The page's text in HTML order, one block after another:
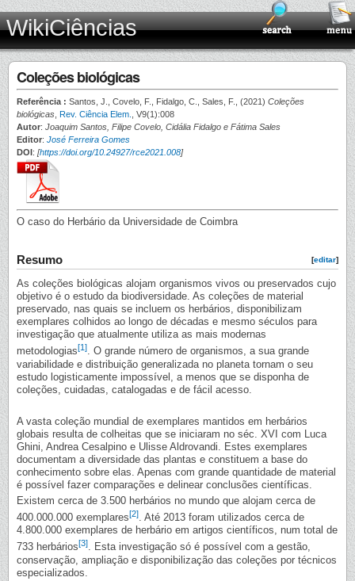
WikiCiências
Coleções biológicas
Referência : Santos, J., Covelo, F., Fidalgo, C., Sales, F., (2021) Coleções
biológicas Rev. Ciência Elem.
, V9(1):008
Autor: Joaquim Santos, Filipe Covelo, Cidália Fidalgo e Fátima Sales
Editor: José Ferreira Gomes
DOI: [https://doi.org/10.24927/rce2021.008]
O caso do Herbário da Universidade de Coimbra
[editar]
Resumo
As coleções biológicas alojam organismos vivos ou preservados cujo
objetivo é o estudo da biodiversidade. As coleções de material
preservado, nas quais se incluem os herbários, disponibilizam
exemplares colhidos ao longo de décadas e mesmo séculos para
investigação que atualmente utiliza as mais modernas
metodologias[1]. O grande número de organismos, a sua grande
variabilidade e distribuição generalizada no planeta tornam o seu
estudo logisticamente impossível, a menos que se disponha de
coleções, cuidadas, catalogadas e de fácil acesso.
A vasta coleção mundial de exemplares mantidos em herbários
globais resulta de colheitas que se iniciaram no séc. XVI com Luca
Ghini, Andrea Cesalpino e Ulisse Aldrovandi. Estes exemplares
documentam a diversidade das plantas e constituem a base do
conhecimento sobre elas. Apenas com grande quantidade de material
é possível fazer comparações e delinear conclusões científicas.
Existem cerca de 3.500 herbários no mundo que alojam cerca de
400.000.000 exemplares[2]. Até 2013 foram utilizados cerca de
4.800.000 exemplares de herbário em artigos científicos, num total de
733 herbários[3]. Esta investigação só é possível com a gestão,
conservação, ampliação e disponibilização das coleções por técnicos
especializados.